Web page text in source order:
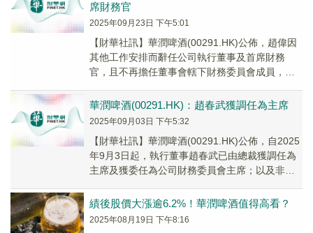
席財務官
2025年09月23日 下午5:01
【財華社訊】華潤啤酒(00291.HK)公佈，趙偉因
其他工作安排而辭任公司執行董事及首席財務
官，且不再擔任董事會轄下財務委員會成員，自
華潤啤酒(00291.HK)：趙春武獲調任為主席
2025年09月03日 下午5:32
【財華社訊】華潤啤酒(00291.HK)公佈，自2025
年9月3日起，執行董事趙春武已由總裁獲調任為
主席及獲委任為公司財務委員會主席；以及非執
績後股價大漲逾6.2%！華潤啤酒值得高看？
2025年08月19日 下午8:16